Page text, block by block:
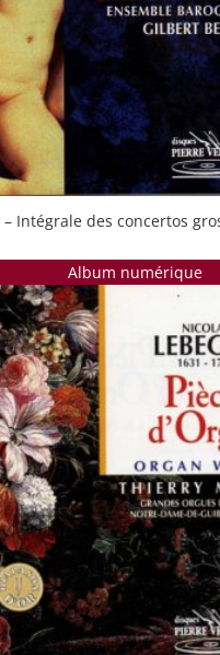
Intégrale des concertos
Album numérique